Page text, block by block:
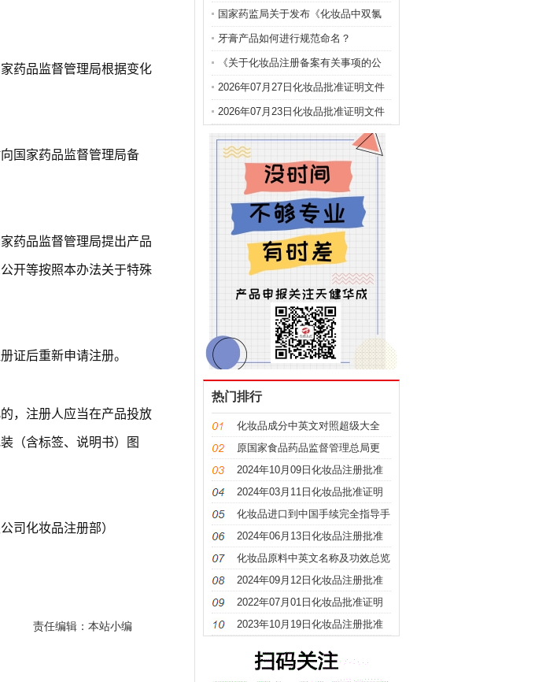
药品监督管理局根据变化
国家药品监督管理局备
药品监督管理局提出产品
开等按照本办法关于特殊
证后重新申请注册。
，注册人应当在产品投放
（含标签、说明书）图
司化妆品注册部）
任编辑：本站小编
全通用要求》及官方解读
药监局关于化妆品注册备案有关事项
的公告》问答
国家药监局关于发布《化妆品中双氯
芬酸钠的测定》等2项化妆品补充检验
方法的公告（2026年第72号）
牙膏产品如何进行规范命名？
《关于化妆品注册备案有关事项的公
告》问答
2026年07月27日化妆品批准证明文件
送达信息
2026年07月23日化妆品批准证明文件
送达信息
热门排行
化妆品成分中英文对照超级大全
原国家食品药品监督管理总局更
名，“CFDA”变“NMPA”
2024年10月09日化妆品注册批准
证明文件送达信息
2024年03月11日化妆品批准证明
文件送达信息发布
化妆品进口到中国手续完全指导手
册
2024年06月13日化妆品注册批准
证明文件送达信息
化妆品原料中英文名称及功效总览
（S－Z）
2024年09月12日化妆品注册批准
证明文件送达信息
2022年07月01日化妆品批准证明
文件待领取信息发布
2023年10月19日化妆品注册批准